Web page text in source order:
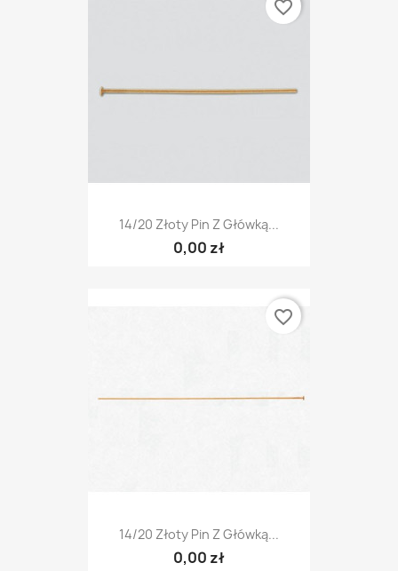
14/20 Złoty Pin Z Główką...
0,00 zł
favorite_border
14/20 Złoty Pin Z Główką...
0,00 zł
favorite_border